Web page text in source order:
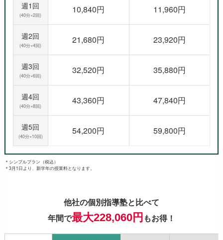
週1回
(40分×2回)
10,840円 11,960円
週2回
(40分×4回)
21,680円 23,920円
週3回
(40分×6回)
32,520円 35,880円
週4回
(40分×8回)
43,360円 47,840円
週5回
(40分×10回)
54,200円 59,800円
＊シンプルプラン（税込）
＊3月1日より、新学年の授業料となります。
他社の個別指導塾と比べて
年間で最大228,060円 もお得！